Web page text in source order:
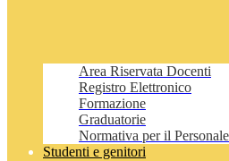
Area Riservata Docenti
Registro Elettronico
Formazione
Graduatorie
Normativa per il Personale
Studenti e genitori